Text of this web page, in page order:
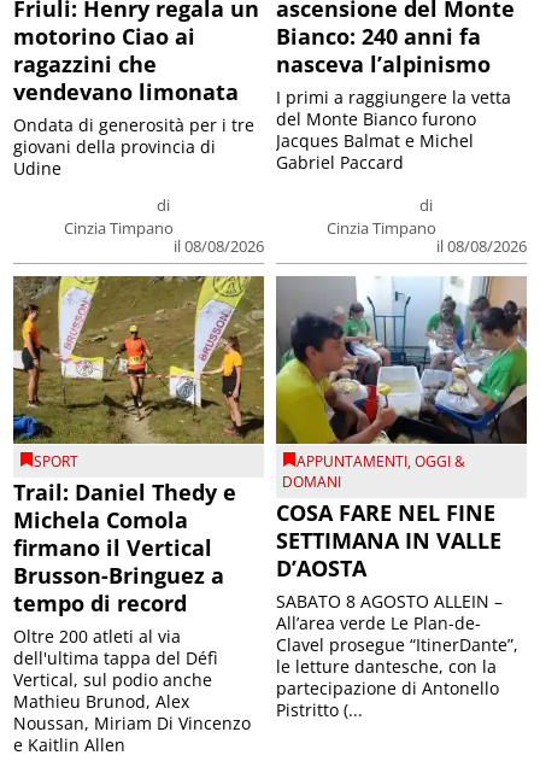
Friuli: Henry regala un
motorino Ciao ai
ragazzini che
vendevano limonata
di
Cinzia Timpano
il 08/08/2026
Ondata di generosità per i tre
giovani della provincia di
Udine
ascensione del Monte
Bianco: 240 anni fa
nasceva l’alpinismo
di
Cinzia Timpano
il 08/08/2026
I primi a raggiungere la vetta
del Monte Bianco furono
Jacques Balmat e Michel
Gabriel Paccard
SPORT
Trail: Daniel Thedy e
Michela Comola
firmano il Vertical
Brusson-Bringuez a
tempo di record
Oltre 200 atleti al via
dell'ultima tappa del Défì
Vertical, sul podio anche
Mathieu Brunod, Alex
Noussan, Miriam Di Vincenzo
e Kaitlin Allen
APPUNTAMENTI,OGGI &
DOMANI
COSA FARE NEL FINE
SETTIMANA IN VALLE
D’AOSTA
SABATO 8 AGOSTO ALLEIN –
All’area verde Le Plan-de-
Clavel prosegue “ItinerDante”,
le letture dantesche, con la
partecipazione di Antonello
Pistritto (...